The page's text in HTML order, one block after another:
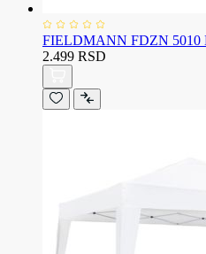
FIELDMANN FDZN 5010
2.499 RSD